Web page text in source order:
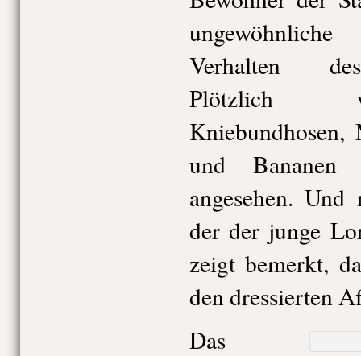
Verhalten
Plötzlich
Kniebundhosen,
und Bananen
angesehen.
der der junge
zeigt bemerkt,
den dressierten
Das